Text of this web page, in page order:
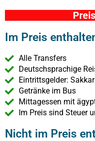
Im Preis
Alle Transfers
Deutschsprachige
Eintrittsgelder:
Getränke im Bus
Mittagessen mit
Im Preis sind Steuer
Nicht im Preis